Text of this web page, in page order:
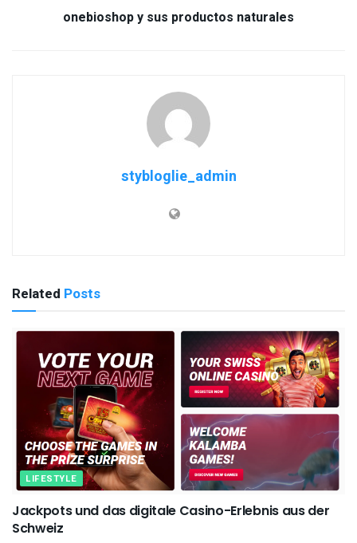
onebioshop y sus productos naturales
stybloglie_admin
Related Posts
LIFESTYLE
Jackpots und das digitale Casino-Erlebnis aus der
Schweiz